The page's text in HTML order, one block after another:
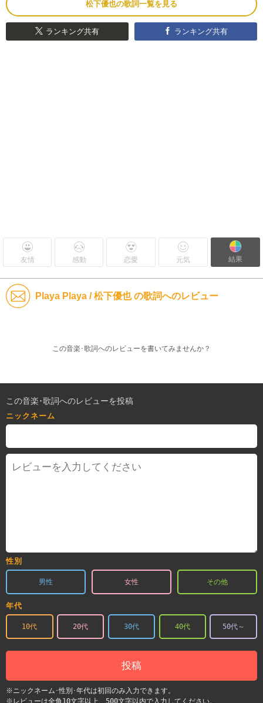
松下優也の歌詞一覧を見る
ランキング共有 ランキング共有
友情 感動 恋愛 元気 結果
Playa Playa / 松下優也 の歌詞へのレビュー
この音楽･歌詞へのレビューを書いてみませんか？
この音楽･歌詞へのレビューを投稿
ニックネーム
性別
男性 女性 その他
年代
10代 20代 30代 40代 50代～
投稿
※ニックネーム･性別･年代は初回のみ入力できます。
※レビューは全角10文字以上、500文字以内で入力してください。